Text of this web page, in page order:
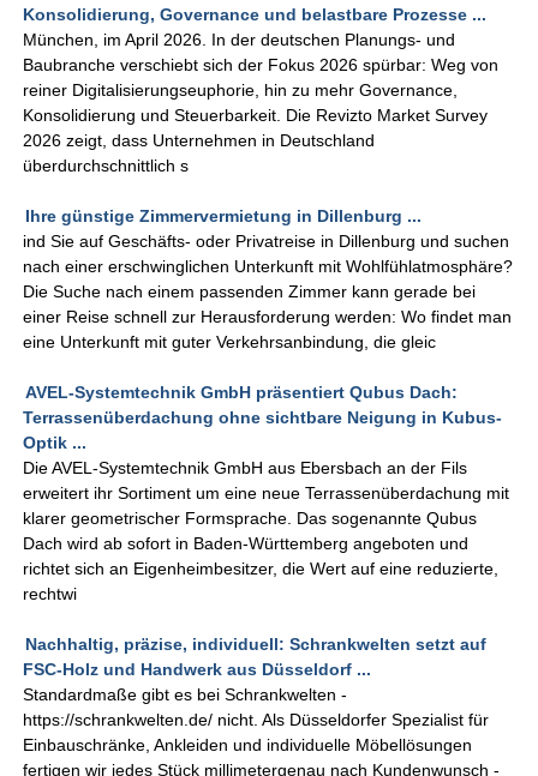
Konsolidierung, Governance und belastbare Prozesse ...
München, im April 2026. In der deutschen Planungs- und
Baubranche verschiebt sich der Fokus 2026 spürbar: Weg von
reiner Digitalisierungseuphorie, hin zu mehr Governance,
Konsolidierung und Steuerbarkeit. Die Revizto Market Survey
2026 zeigt, dass Unternehmen in Deutschland
überdurchschnittlich s
Ihre günstige Zimmervermietung in Dillenburg ...
ind Sie auf Geschäfts- oder Privatreise in Dillenburg und suchen
nach einer erschwinglichen Unterkunft mit Wohlfühlatmosphäre?
Die Suche nach einem passenden Zimmer kann gerade bei
einer Reise schnell zur Herausforderung werden: Wo findet man
eine Unterkunft mit guter Verkehrsanbindung, die gleic
AVEL-Systemtechnik GmbH präsentiert Qubus Dach:
Terrassenüberdachung ohne sichtbare Neigung in Kubus-
Optik ...
Die AVEL-Systemtechnik GmbH aus Ebersbach an der Fils
erweitert ihr Sortiment um eine neue Terrassenüberdachung mit
klarer geometrischer Formsprache. Das sogenannte Qubus
Dach wird ab sofort in Baden-Württemberg angeboten und
richtet sich an Eigenheimbesitzer, die Wert auf eine reduzierte,
rechtwi
Nachhaltig, präzise, individuell: Schrankwelten setzt auf
FSC-Holz und Handwerk aus Düsseldorf ...
Standardmaße gibt es bei Schrankwelten -
https://schrankwelten.de/ nicht. Als Düsseldorfer Spezialist für
Einbauschränke, Ankleiden und individuelle Möbellösungen
fertigen wir jedes Stück millimetergenau nach Kundenwunsch -